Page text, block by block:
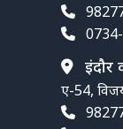
इंदौर
ए-54,